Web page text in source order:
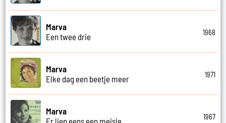
Marva
Een twee drie
1968
Marva
Elke dag een beetje meer
1971
Marva
Er liep eens een meisje
1967